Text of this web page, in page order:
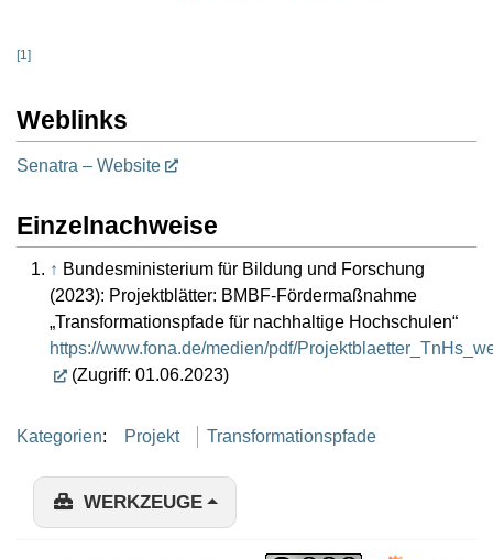
[1 ]
Weblinks
Senatra – Website
Einzelnachweise
↑ Bundesministerium für Bildung und Forschung
(2023): Projektblätter: BMBF-Fördermaßnahme
„Transformationspfade für nachhaltige Hochschulen“
https://www.fona.de/medien/pdf/
(Zugriff: 01.06.2023)
Kategorien: Projekt Transformationspfade
WERKZEUGE